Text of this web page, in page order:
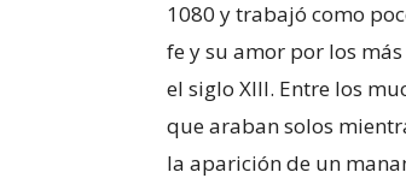
1080 y trabajó como
fe y su amor por los
el siglo XIII. Entre los
que araban solos
la aparición de un